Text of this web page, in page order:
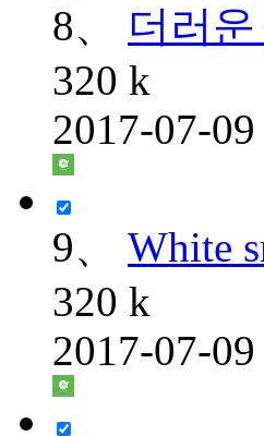
8、
더러
320 k
2017-07-09
9、
White
320 k
2017-07-09